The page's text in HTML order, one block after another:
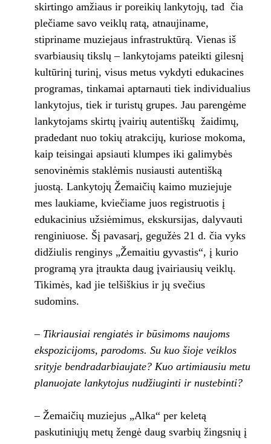
skirtingo amžiaus ir poreikių lankytojų, tad čia
plečiame savo veiklų ratą, atnaujiname,
stipriname muziejaus infrastruktūrą. Vienas iš
svarbiausių tikslų – lankytojams pateikti gilesnį
kultūrinį turinį, visus metus vykdyti edukacines
programas, tinkamai aptarnauti tiek individualius
lankytojus, tiek ir turistų grupes. Jau parengėme
lankytojams skirtų įvairių autentiškų žaidimų,
pradedant nuo tokių atrakcijų, kuriose mokoma,
kaip teisingai apsiauti klumpes iki galimybės
senovinėmis staklėmis nusiausti autentišką
juostą. Lankytojų Žemaičių kaimo muziejuje
mes laukiame, kviečiame juos registruotis į
edukacinius užsiėmimus, ekskursijas, dalyvauti
renginiuose. Šį pavasarį, gegužės 21 d. čia vyks
didžiulis renginys „Žemaitiu gyvastis“, į kurio
programą yra įtraukta daug įvairiausių veiklų.
Tikimės, kad jie telšiškius ir jų svečius
sudomins.
– Tikriausiai rengiatės ir būsimoms naujoms
ekspozicijoms, parodoms. Su kuo šioje veiklos
srityje bendradarbiaujate? Kuo artimiausiu metu
planuojate lankytojus nudžiuginti ir nustebinti?
– Žemaičių muziejus „Alka“ per keletą
paskutiniųjų metų žengė daug svarbių žingsnių į